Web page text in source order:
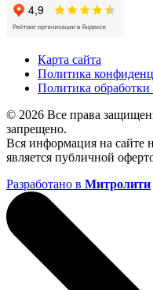
Карта сайта
Политика
Политика
© 2026 Все права
запрещено.
Вся информация на сайте
является публичной
Разработано в Митролити